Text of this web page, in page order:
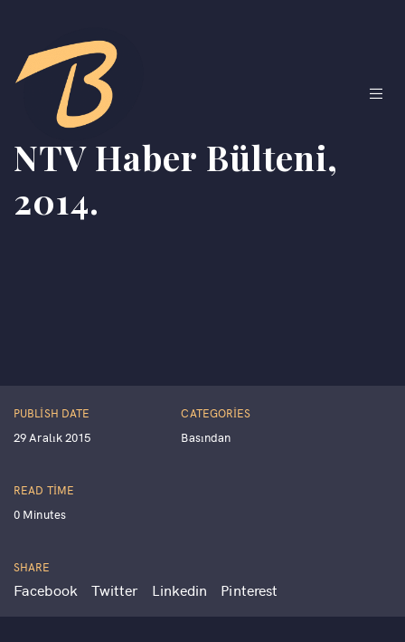
NTV Haber Bülteni,
2014.
PUBLISH DATE
29 Aralık 2015
CATEGORIES
Basından
READ TIME
0 Minutes
SHARE
Facebook Twitter Linkedin Pinterest